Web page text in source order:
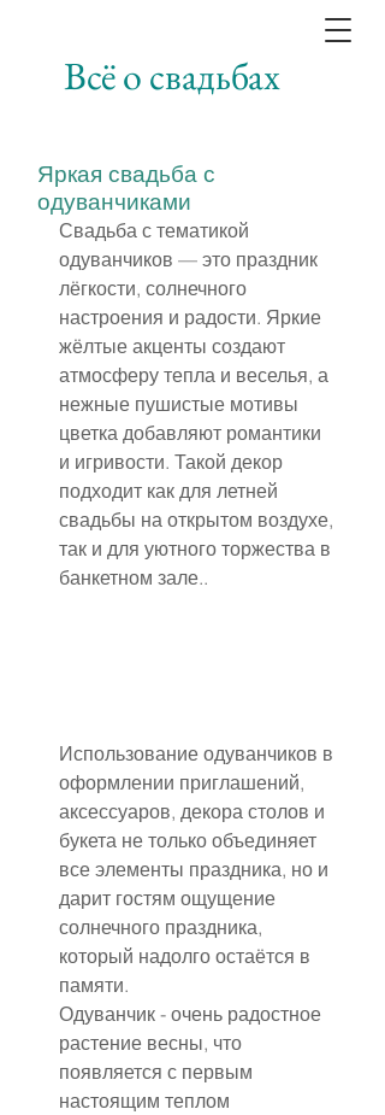
Всё о свадьбах
Яркая свадьба с
одуванчиками
Свадьба с тематикой
одуванчиков — это праздник
лёгкости, солнечного
настроения и радости. Яркие
жёлтые акценты создают
атмосферу тепла и веселья, а
нежные пушистые мотивы
цветка добавляют романтики
и игривости. Такой декор
подходит как для летней
свадьбы на открытом воздухе,
так и для уютного торжества в
банкетном зале..
Использование одуванчиков в
оформлении приглашений,
аксессуаров, декора столов и
букета не только объединяет
все элементы праздника, но и
дарит гостям ощущение
солнечного праздника,
который надолго остаётся в
памяти.
Одуванчик - очень радостное
растение весны, что
появляется с первым
настоящим теплом